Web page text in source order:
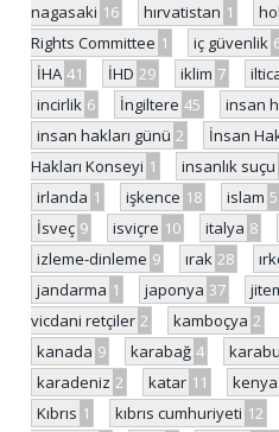
nagasaki 16 hırvatistan 1
Rights Committee 1 iç güvenlik
İHA 41 İHD 29 iklim 7
incirlik 6 İngiltere 45 insan
insan hakları günü 2 İnsan
Hakları Konseyi 1 insanlık suçu
irlanda 1 işkence 18 islam 5
İsveç 9 isviçre 10 italya 8
izleme-dinleme 9 ırak 28
jandarma 1 japonya 37
vicdani retçiler 2 kamboçya 2
kanada 9 karabağ 4
karadeniz 2 katar 11 kenya
Kıbrıs 1 kıbrıs cumhuriyeti 12